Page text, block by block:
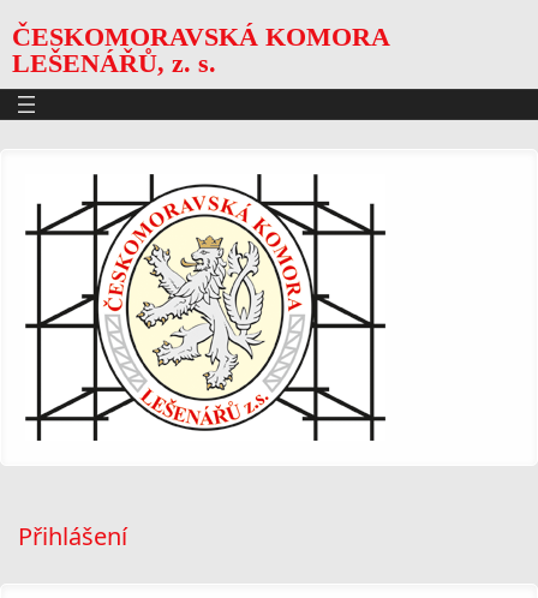
ČESKOMORAVSKÁ KOMORA
LEŠENÁŘŮ, z. s.
Přihlášení